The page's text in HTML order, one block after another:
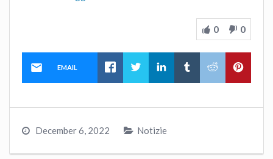
0 0
EMAIL
December 6, 2022 Notizie